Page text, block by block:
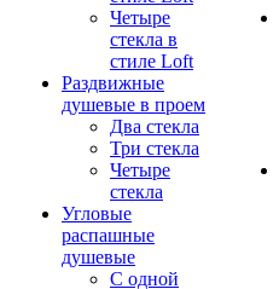
Четыре
стекла в
стиле Loft
Раздвижные
душевые в проем
Два стекла
Три стекла
Четыре
стекла
Угловые
распашные
душевые
С одной